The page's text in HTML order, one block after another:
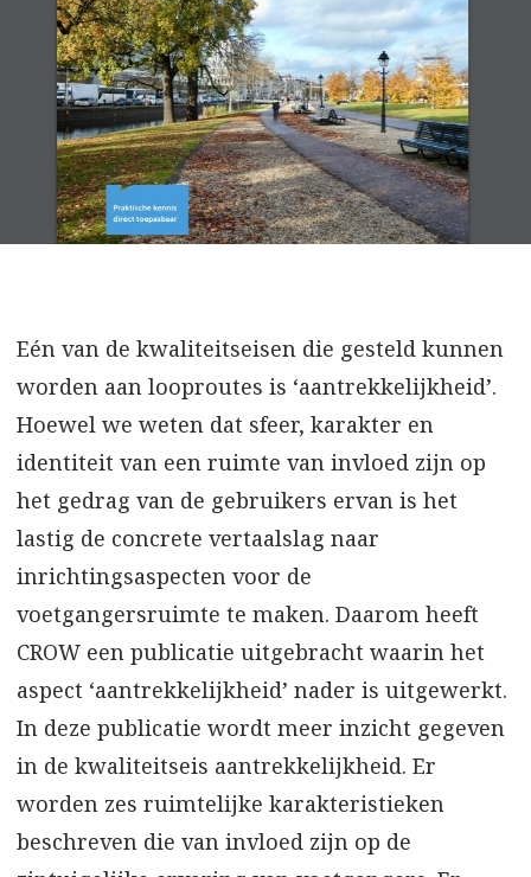
Eén van de kwaliteitseisen die gesteld kunnen
worden aan looproutes is ‘aantrekkelijkheid’.
Hoewel we weten dat sfeer, karakter en
identiteit van een ruimte van invloed zijn op
het gedrag van de gebruikers ervan is het
lastig de concrete vertaalslag naar
inrichtingsaspecten voor de
voetgangersruimte te maken. Daarom heeft
CROW een publicatie uitgebracht waarin het
aspect ‘aantrekkelijkheid’ nader is uitgewerkt.
In deze publicatie wordt meer inzicht gegeven
in de kwaliteitseis aantrekkelijkheid. Er
worden zes ruimtelijke karakteristieken
beschreven die van invloed zijn op de